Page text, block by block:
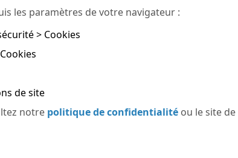
les paramètres de votre navigateur :
> Cookies
de site
notre politique de confidentialité ou le site de